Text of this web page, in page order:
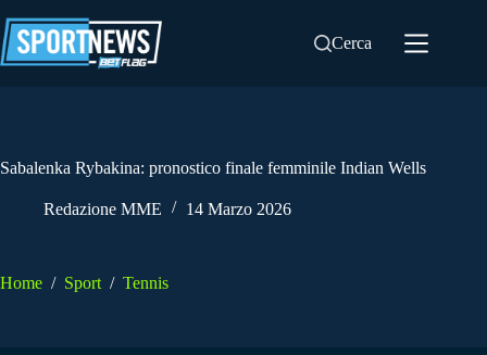
al
contenuto
Cerca
Sabalenka Rybakina: pronostico finale femminile Indian Wells
Redazione MME 14 Marzo 2026
Home / Sport / Tennis